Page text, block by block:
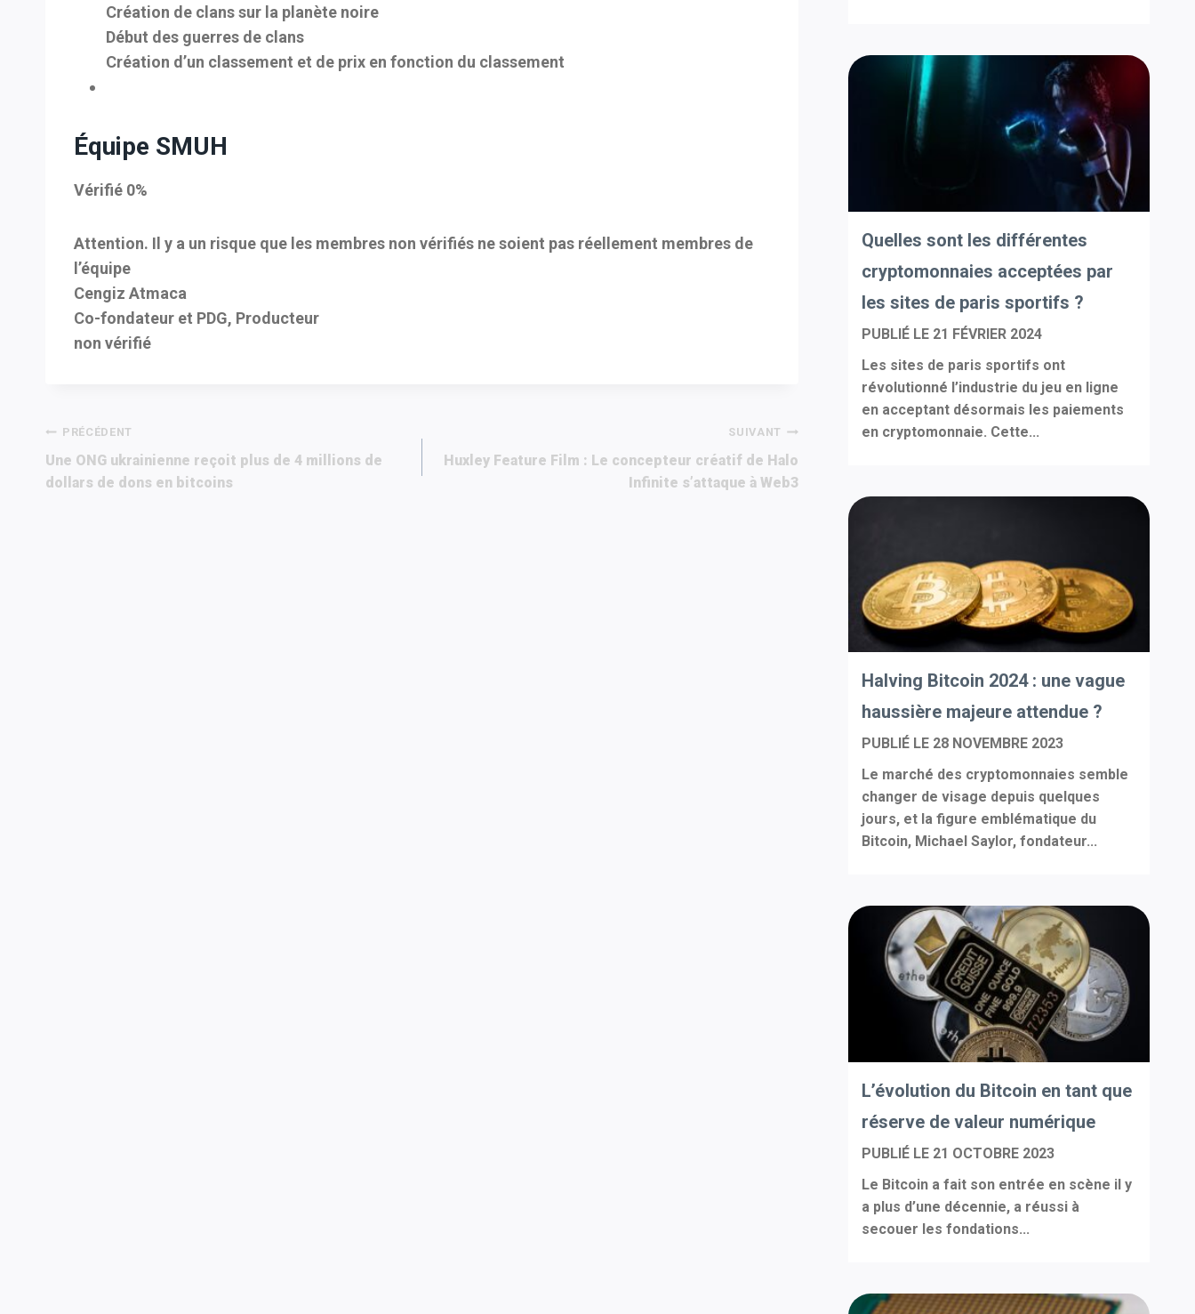
Création de clans sur la planète noire
Début des guerres de clans
Création d’un classement et de prix en fonction du classement
Équipe SMUH
Vérifié 0%
Attention. Il y a un risque que les membres non vérifiés ne soient pas réellement membres de
l’équipe
Cengiz Atmaca
Co-fondateur et PDG, Producteur
non vérifié
Navigation
de
PRÉCÉDENT
Une ONG ukrainienne reçoit plus de 4 millions de
dollars de dons en bitcoins
SUIVANT
Huxley Feature Film : Le concepteur créatif de Halo
Infinite s’attaque à Web3
Quelles sont les différentes
cryptomonnaies acceptées par
les sites de paris sportifs ?
PUBLIÉ LE 21 FÉVRIER 2024
Les sites de paris sportifs ont
révolutionné l’industrie du jeu en ligne
en acceptant désormais les paiements
en cryptomonnaie. Cette...
Halving Bitcoin 2024 : une vague
haussière majeure attendue ?
PUBLIÉ LE 28 NOVEMBRE 2023
Le marché des cryptomonnaies semble
changer de visage depuis quelques
jours, et la figure emblématique du
Bitcoin, Michael Saylor, fondateur...
L’évolution du Bitcoin en tant que
réserve de valeur numérique
PUBLIÉ LE 21 OCTOBRE 2023
Le Bitcoin a fait son entrée en scène il y
a plus d’une décennie, a réussi à
secouer les fondations...